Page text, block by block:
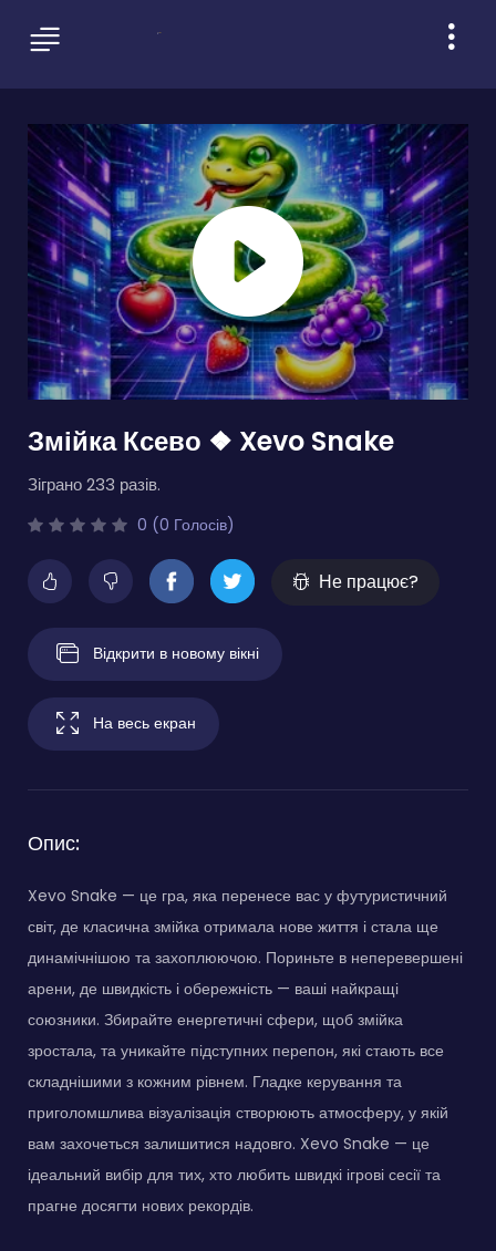
Змійка Ксево ❖ Xevo Snake
Зіграно 233 разів.
0 (0 Голосів)
Не працює?
Відкрити в новому вікні
На весь екран
Опис:
Xevo Snake — це гра, яка перенесе вас у футуристичний
світ, де класична змійка отримала нове життя і стала ще
динамічнішою та захоплюючою. Пориньте в неперевершені
арени, де швидкість і обережність — ваші найкращі
союзники. Збирайте енергетичні сфери, щоб змійка
зростала, та уникайте підступних перепон, які стають все
складнішими з кожним рівнем. Гладке керування та
приголомшлива візуалізація створюють атмосферу, у якій
вам захочеться залишитися надовго. Xevo Snake — це
ідеальний вибір для тих, хто любить швидкі ігрові сесії та
прагне досягти нових рекордів.